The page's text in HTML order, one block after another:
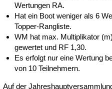
Wertungen RA.
Hat ein Boot weniger als 6
Topper-Rangliste.
WM hat max. Multiplikator
gewertet und RF 1,30.
Es erfolgt nur eine Wertung
von 10 Teilnehmern.
Auf der